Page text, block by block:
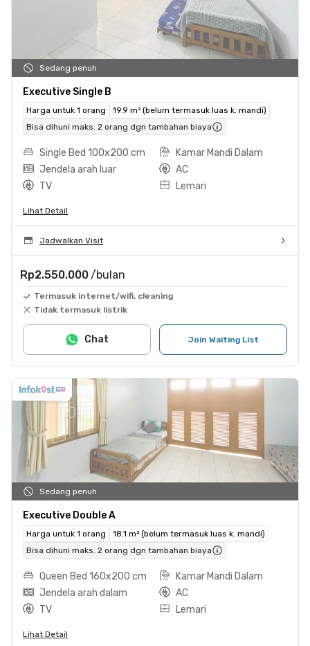
Sedang penuh
Executive Single B
Harga untuk 1 orang
19.9 m² (belum termasuk luas k. mandi)
Bisa dihuni maks. 2 orang dgn tambahan biaya
Single Bed 100x200 cm
Kamar Mandi Dalam
Jendela arah luar
AC
TV
Lemari
Lihat Detail
Jadwalkan Visit
Rp2.550.000 /bulan
Termasuk internet/wifi, cleaning
Tidak termasuk listrik
Join Waiting List
Chat
Sedang penuh
Executive Double A
Harga untuk 1 orang
18.1 m² (belum termasuk luas k. mandi)
Bisa dihuni maks. 2 orang dgn tambahan biaya
Queen Bed 160x200 cm
Kamar Mandi Dalam
Jendela arah dalam
AC
TV
Lemari
Lihat Detail